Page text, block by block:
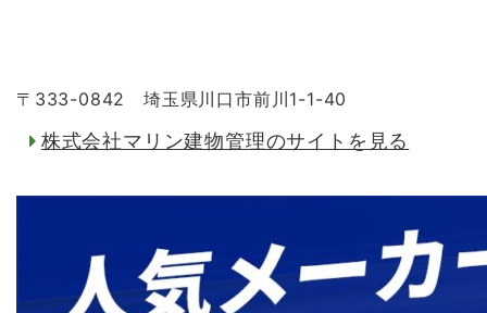
〒333-0842 埼玉県川口市前川1-1-40
株式会社マリン建物管理のサイトを見る